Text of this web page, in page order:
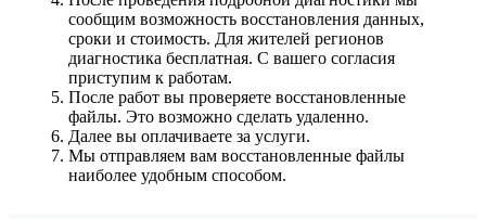
сообщим возможность восстановления данных,
сроки и стоимость. Для жителей регионов
диагностика бесплатная. С вашего согласия
приступим к работам.
После работ вы проверяете восстановленные
файлы. Это возможно сделать удаленно.
Далее вы оплачиваете за услуги.
Мы отправляем вам восстановленные файлы
наиболее удобным способом.